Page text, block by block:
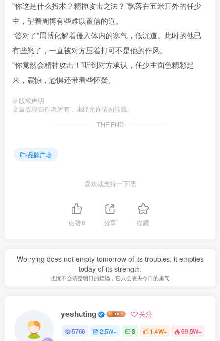
“你这是什么招术？精神攻击之法？”飘落在五米开外的任少
主，望着周博有些难以置信的道。
“答对了”周博化解着侵入体内的寒气，低沉道。此时的他已
有些怒了，一直被对方压着打可不是他的作风。
“你竟然会精神攻击！”听到对方承认，任少主面色精彩起
来，震惊，恐惧还带着些怀疑。
© 版权声明
文章版权归作者所有，未经允许请勿转载。
THE END
品牌广场
喜欢就支持一下吧
点赞6 分享 收藏
Worrying does not empty tomorrow of its troubles, it empties
today of its strength.
担忧不会清空明日的烦恼，它只会丧失今日的勇气
yeshuting 关注
5766 2.5W+ 3 1.4W+ 69.5W+